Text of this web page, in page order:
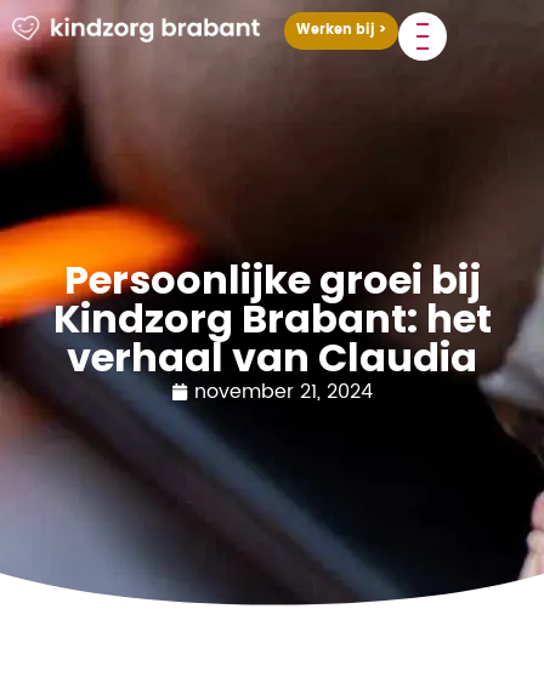
Werken bij >
Persoonlijke groei bij
Kindzorg Brabant: het
verhaal van Claudia
november 21, 2024